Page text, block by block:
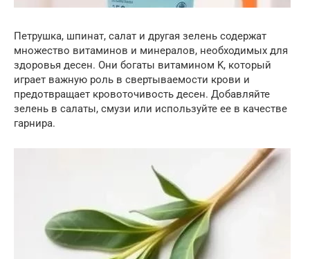
Петрушка, шпинат, салат и другая зелень содержат
множество витаминов и минералов, необходимых для
здоровья десен. Они богаты витамином K, который
играет важную роль в свертываемости крови и
предотвращает кровоточивость десен. Добавляйте
зелень в салаты, смузи или используйте ее в качестве
гарнира.